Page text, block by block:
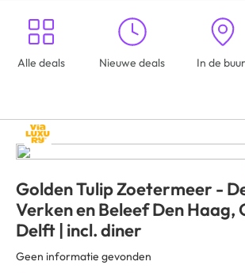
Alle deals Nieuwe deals In de
Golden Tulip Zoetermeer -
Verken en Beleef Den Haag,
Delft | incl. diner
Geen informatie gevonden